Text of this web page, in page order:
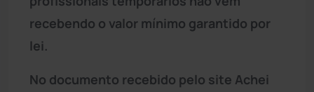
recebendo o valor mínimo garantido por
lei.
No documento recebido pelo site Achei